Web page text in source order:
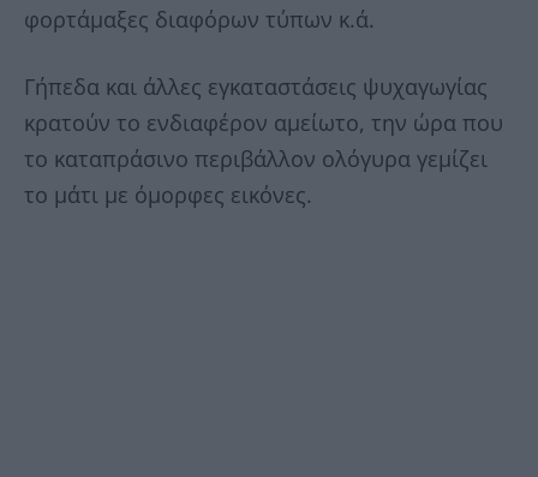
φορτάμαξες διαφόρων τύπων κ.ά.
Γήπεδα και άλλες εγκαταστάσεις ψυχαγωγίας
κρατούν το ενδιαφέρον αμείωτο, την ώρα που
το καταπράσινο περιβάλλον ολόγυρα γεμίζει
το μάτι με όμορφες εικόνες.